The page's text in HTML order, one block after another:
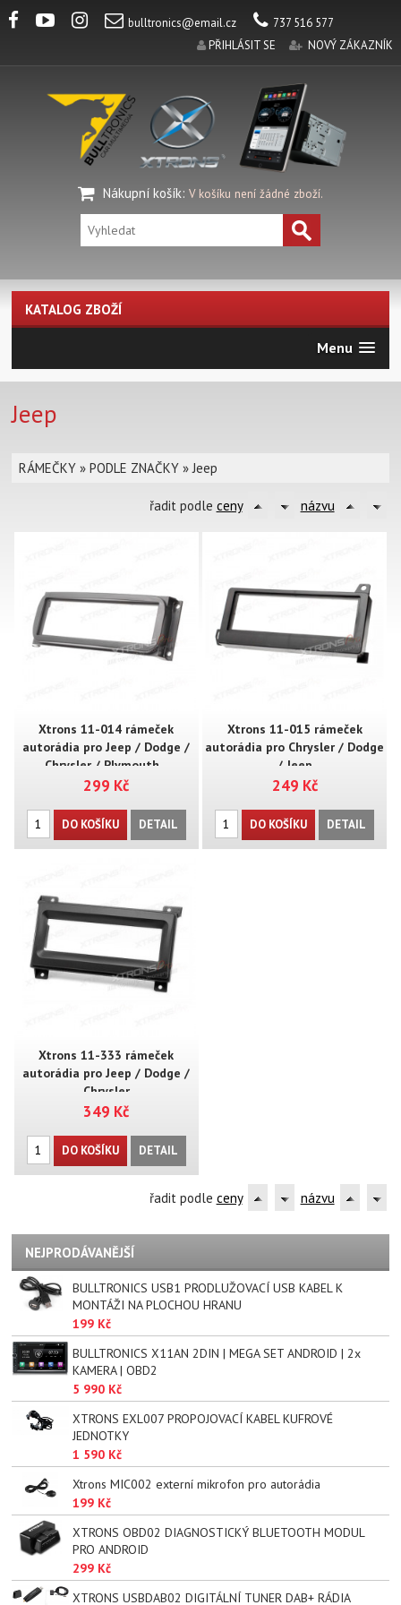
bulltronics@email.cz
737 516 577
PŘIHLÁSIT SE
NOVÝ ZÁKAZNÍK
Nákupní košík: V košíku není žádné zboží.
KATALOG ZBOŽÍ
Menu
Jeep
RÁMEČKY »PODLE ZNAČKY »Jeep
řadit podle ceny názvu
Xtrons 11-014 rámeček
autorádia pro Jeep / Dodge /
Chrysler / Plymouth ..
299 Kč
DO KOŠÍKU DETAIL
Xtrons 11-015 rámeček
autorádia pro Chrysler / Dodge
/ Jeep
249 Kč
DO KOŠÍKU DETAIL
Xtrons 11-333 rámeček
autorádia pro Jeep / Dodge /
Chrysler
349 Kč
DO KOŠÍKU DETAIL
řadit podle ceny názvu
NEJPRODÁVANĚJŠÍ
BULLTRONICS USB1 PRODLUŽOVACÍ USB KABEL K
MONTÁŽI NA PLOCHOU HRANU
199 Kč
BULLTRONICS X11AN 2DIN | MEGA SET ANDROID | 2x
KAMERA | OBD2
5 990 Kč
XTRONS EXL007 PROPOJOVACÍ KABEL KUFROVÉ
JEDNOTKY
1 590 Kč
Xtrons MIC002 externí mikrofon pro autorádia
199 Kč
XTRONS OBD02 DIAGNOSTICKÝ BLUETOOTH MODUL
PRO ANDROID
299 Kč
XTRONS USBDAB02 DIGITÁLNÍ TUNER DAB+ RÁDIA